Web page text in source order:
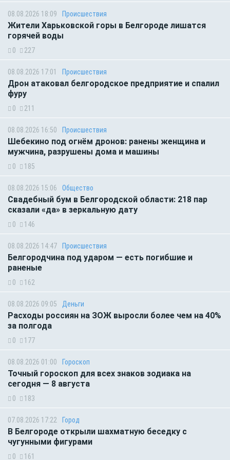
08.08.2026 18:09 Происшествия
Жители Харьковской горы в Белгороде лишатся
горячей воды
0 227
08.08.2026 17:01 Происшествия
Дрон атаковал белгородское предприятие и спалил
фуру
0 211
08.08.2026 16:50 Происшествия
Шебекино под огнём дронов: ранены женщина и
мужчина, разрушены дома и машины
0 185
08.08.2026 15:06 Общество
Свадебный бум в Белгородской области: 218 пар
сказали «да» в зеркальную дату
0 146
08.08.2026 14:47 Происшествия
Белгородчина под ударом — есть погибшие и
раненые
0 162
08.08.2026 09:05 Деньги
Расходы россиян на ЗОЖ выросли более чем на 40%
за полгода
0 177
08.08.2026 01:00 Гороскоп
Точный гороскоп для всех знаков зодиака на
сегодня — 8 августа
0 183
07.08.2026 17:22 Город
В Белгороде открыли шахматную беседку с
чугунными фигурами
0 161